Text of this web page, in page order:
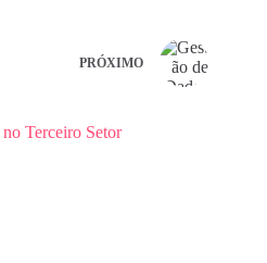
PRÓXIMO